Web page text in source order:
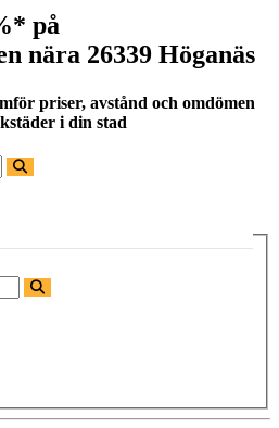
på
nära 26339 Höganäs
priser, avstånd och omdömen
i din stad